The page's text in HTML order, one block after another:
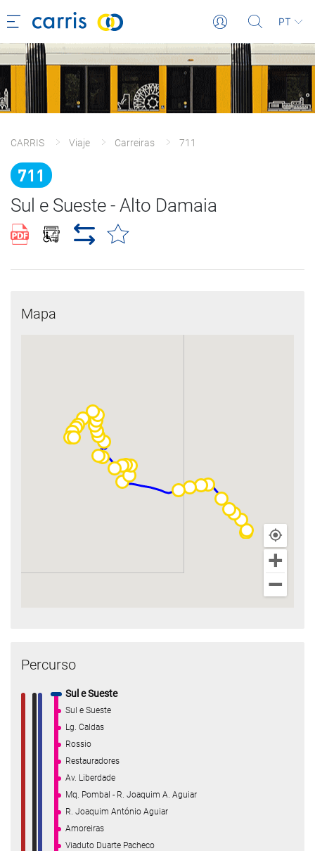
PT
CARRIS Viaje Carreiras 711
711
Sul e Sueste - Alto Damaia
Mapa
Percurso
Sul e Sueste
Sul e Sueste
Lg. Caldas
Rossio
Restauradores
Av. Liberdade
Mq. Pombal - R. Joaquim A. Aguiar
R. Joaquim António Aguiar
Amoreiras
Viaduto Duarte Pacheco